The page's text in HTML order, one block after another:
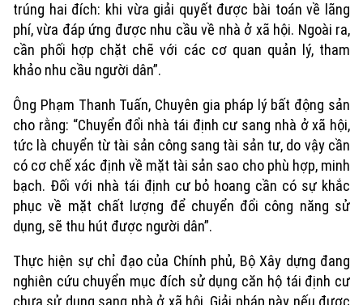
trúng hai đích: khi vừa giải quyết được bài toán về lãng
phí, vừa đáp ứng được nhu cầu về nhà ở xã hội. Ngoài ra,
cần phối hợp chặt chẽ với các cơ quan quản lý, tham
khảo nhu cầu người dân”.
Ông Phạm Thanh Tuấn, Chuyên gia pháp lý bất động sản
cho rằng: “Chuyển đổi nhà tái định cư sang nhà ở xã hội,
tức là chuyển từ tài sản công sang tài sản tư, do vậy cần
có cơ chế xác định về mặt tài sản sao cho phù hợp, minh
bạch. Đối với nhà tái định cư bỏ hoang cần có sự khắc
phục về mặt chất lượng để chuyển đổi công năng sử
dụng, sẽ thu hút được người dân”.
Thực hiện sự chỉ đạo của Chính phủ, Bộ Xây dựng đang
nghiên cứu chuyển mục đích sử dụng căn hộ tái định cư
chưa sử dụng sang nhà ở xã hội. Giải pháp này nếu được